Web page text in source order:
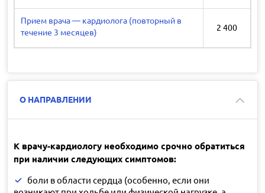
Прием врача — кардиолога (повторный в
течение 3 месяцев)
2 400
О НАПРАВЛЕНИИ
К врачу-кардиологу необходимо срочно обратиться
при наличии следующих симптомов:
боли в области сердца (особенно, если они